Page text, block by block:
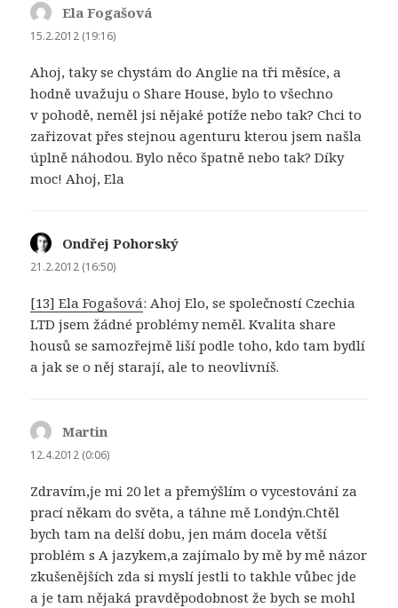
Ela Fogašová
15.2.2012 (19:16)
Ahoj, taky se chystám do Anglie na tři měsíce, a
hodně uvažuju o Share House, bylo to všechno
v pohodě, neměl jsi nějaké potíže nebo tak? Chci to
zařizovat přes stejnou agenturu kterou jsem našla
úplně náhodou. Bylo něco špatně nebo tak? Díky
moc! Ahoj, Ela
Ondřej Pohorský
21.2.2012 (16:50)
[13] Ela Fogašová: Ahoj Elo, se společností Czechia
LTD jsem žádné problémy neměl. Kvalita share
housů se samozřejmě liší podle toho, kdo tam bydlí
a jak se o něj starají, ale to neovlivníš.
Martin
12.4.2012 (0:06)
Zdravím,je mi 20 let a přemýšlím o vycestování za
prací někam do světa, a táhne mě Londýn.Chtěl
bych tam na delší dobu, jen mám docela větší
problém s A jazykem,a zajímalo by mě by mě názor
zkušenějších zda si myslí jestli to takhle vůbec jde
a je tam nějaká pravděpodobnost že bych se mohl